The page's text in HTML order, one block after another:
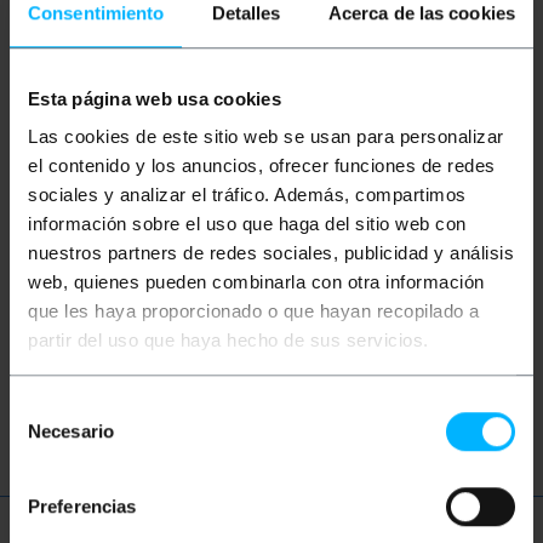
Consentimiento Detalles Acerca de las cookies
Esta página web usa cookies
Las cookies de este sitio web se usan para personalizar
el contenido y los anuncios, ofrecer funciones de redes
sociales y analizar el tráfico. Además, compartimos
información sobre el uso que haga del sitio web con
nuestros partners de redes sociales, publicidad y análisis
web, quienes pueden combinarla con otra información
que les haya proporcionado o que hayan recopilado a
partir del uso que haya hecho de sus servicios.
Necesario
Preferencias
BEMATIKZacisk do
pręta oświetleniowego
typu 6
PVP
10,99€
VAT inc.
PVD
9,31€
XH006
BEMATIK Zacisk
prętowy typu 3
PVP
9,20€
VAT inc.
PVD
7,89€
XH003